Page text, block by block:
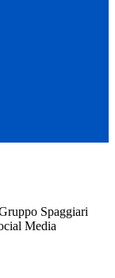
Spaggiari
Media